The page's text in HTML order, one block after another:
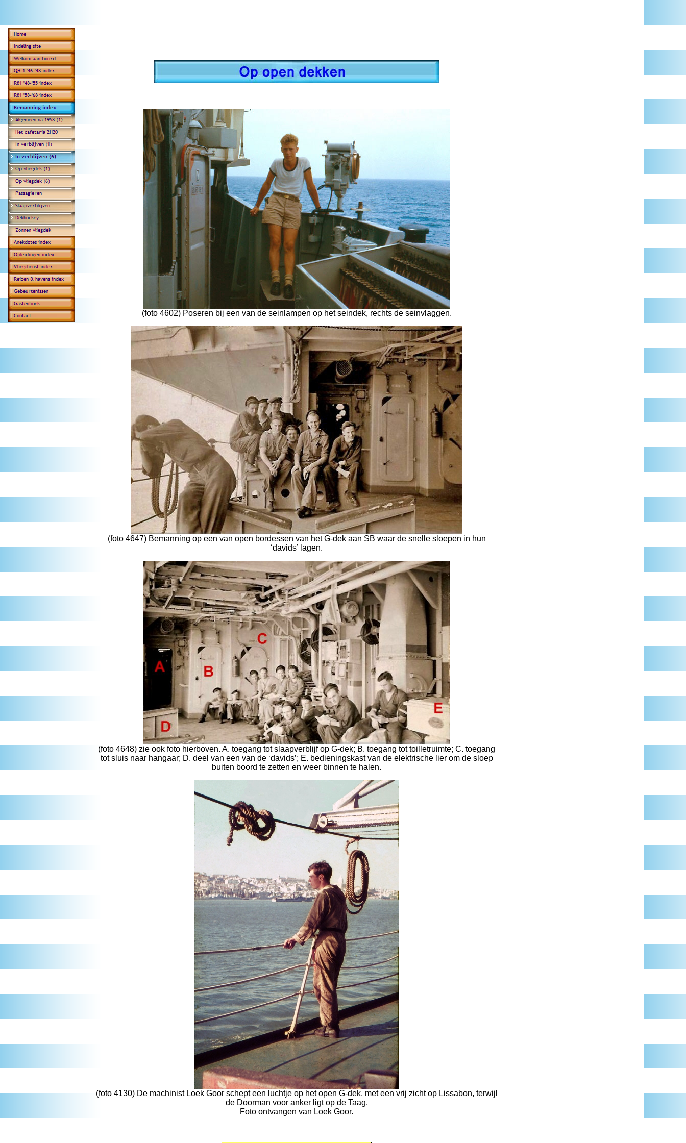
(foto 4602) Poseren bij een van de seinlampen op het seindek, rechts de seinvlaggen.
(foto 4647) Bemanning op een van open bordessen van het G-dek aan SB waar de snelle sloepen in hun
‘davids’ lagen.
(foto 4648) zie ook foto hierboven. A. toegang tot slaapverblijf op G-dek; B. toegang tot toilletruimte; C. toegang
tot sluis naar hangaar; D. deel van een van de ‘davids’; E. bedieningskast van de elektrische lier om de sloep
buiten boord te zetten en weer binnen te halen.
(foto 4130) De machinist Loek Goor schept een luchtje op het open G-dek, met een vrij zicht op Lissabon, terwijl
de Doorman voor anker ligt op de Taag.
Foto ontvangen van Loek Goor.